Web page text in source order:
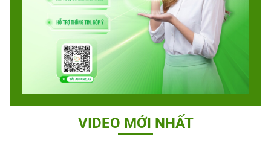
VIDEO MỚI NHẤT